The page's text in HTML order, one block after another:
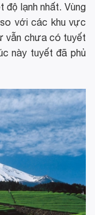
lạnh nhất. Vùng
với các khu vực
vẫn chưa có tuyết
này tuyết đã phủ